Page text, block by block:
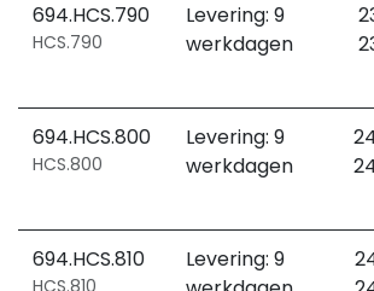
694.HCS.790
HCS.790
Levering: 9
werkdagen
694.HCS.800
HCS.800
Levering: 9
werkdagen
694.HCS.810
HCS.810
Levering: 9